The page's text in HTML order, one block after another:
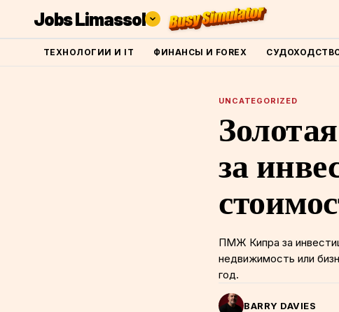
Jobs Limassol
ТЕХНОЛОГИИ И IT ФИНАНСЫ И FOREX
UNCATEGORIZED
за
ПМЖ Кипра за
недвижимость или
год.
BARRY DAVIES